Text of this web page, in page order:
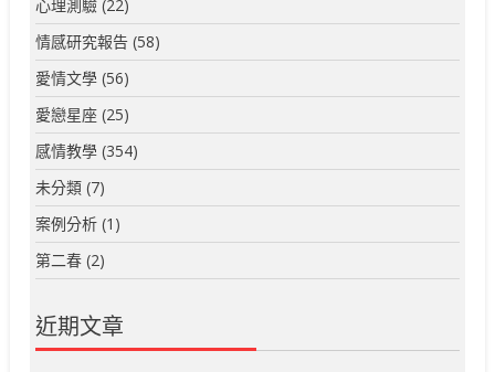
心理測驗 (22)
情感研究報告 (58)
愛情文學 (56)
愛戀星座 (25)
感情教學 (354)
未分類 (7)
案例分析 (1)
第二春 (2)
近期文章